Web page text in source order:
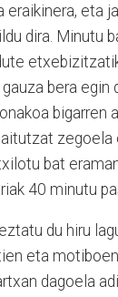
eta
dira. Minutu
bera egin
bigarren
zegoela
bat
40 minutu
du hiru
eta
dagoela